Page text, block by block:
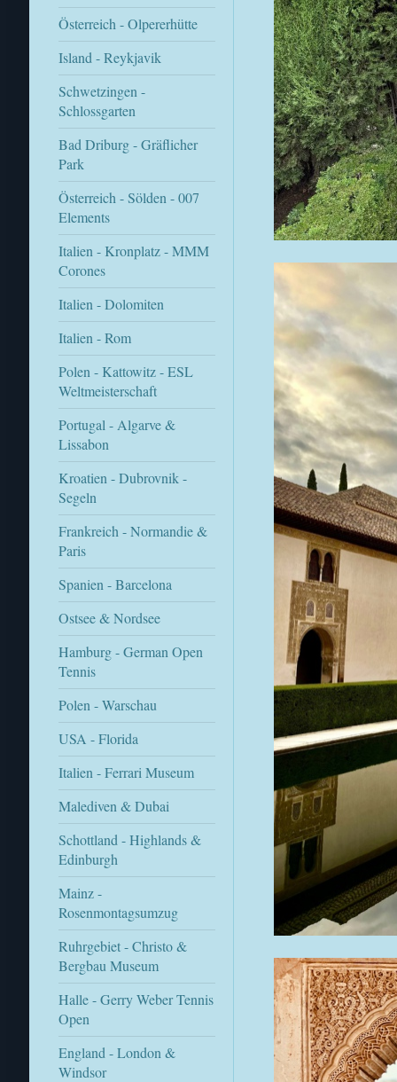
Österreich - Olpererhütte
Island - Reykjavik
Schwetzingen -
Schlossgarten
Bad Driburg - Gräflicher
Park
Österreich - Sölden - 007
Elements
Italien - Kronplatz - MMM
Corones
Italien - Dolomiten
Italien - Rom
Polen - Kattowitz - ESL
Weltmeisterschaft
Portugal - Algarve &
Lissabon
Kroatien - Dubrovnik -
Segeln
Frankreich - Normandie &
Paris
Spanien - Barcelona
Ostsee & Nordsee
Hamburg - German Open
Tennis
Polen - Warschau
USA - Florida
Italien - Ferrari Museum
Malediven & Dubai
Schottland - Highlands &
Edinburgh
Mainz -
Rosenmontagsumzug
Ruhrgebiet - Christo &
Bergbau Museum
Halle - Gerry Weber Tennis
Open
England - London &
Windsor